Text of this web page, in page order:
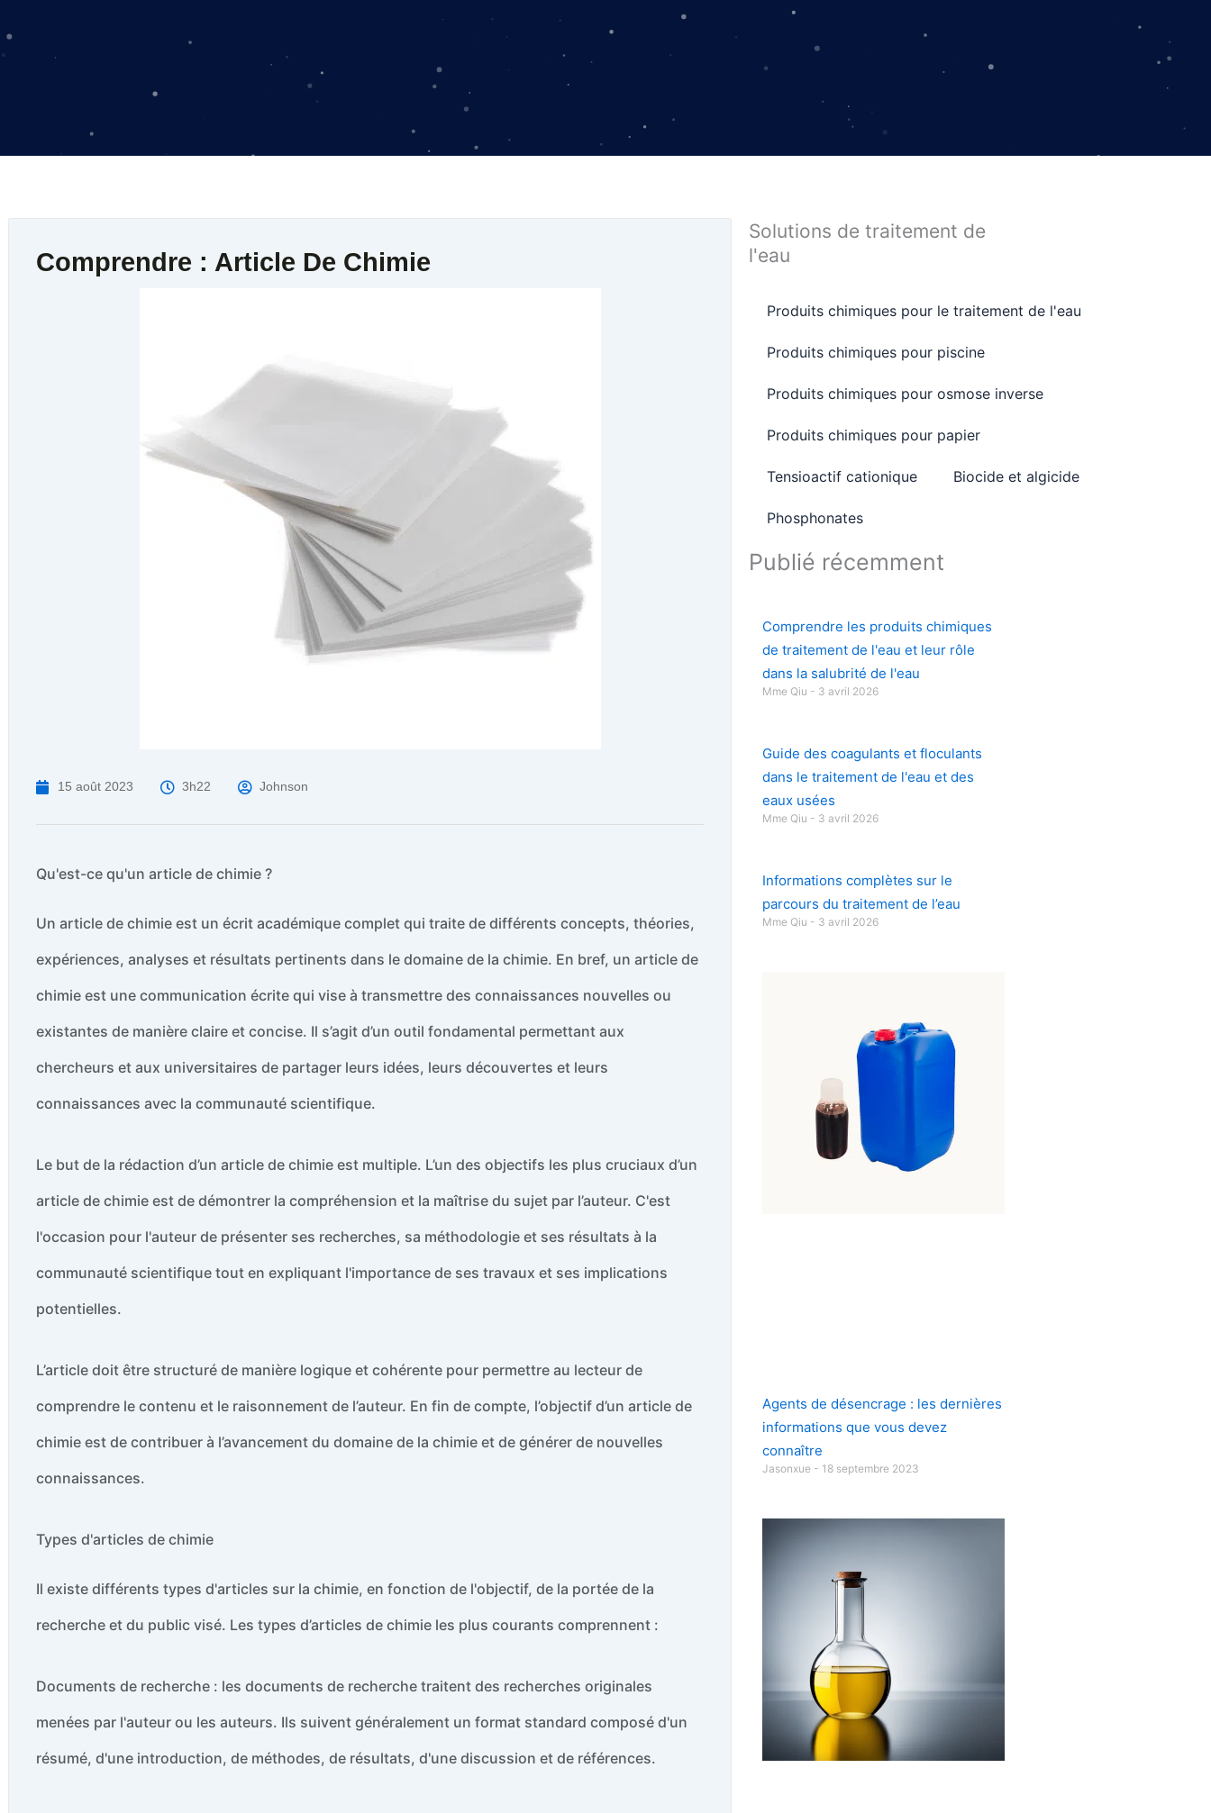
Comprendre : Article De Chimie
15 août 2023 3h22 Johnson
Qu'est-ce qu'un article de chimie ?
Un article de chimie est un écrit académique complet qui traite de différents concepts, théories,
expériences, analyses et résultats pertinents dans le domaine de la chimie. En bref, un article de
chimie est une communication écrite qui vise à transmettre des connaissances nouvelles ou
existantes de manière claire et concise. Il s’agit d’un outil fondamental permettant aux
chercheurs et aux universitaires de partager leurs idées, leurs découvertes et leurs
connaissances avec la communauté scientifique.
Le but de la rédaction d’un article de chimie est multiple. L’un des objectifs les plus cruciaux d’un
article de chimie est de démontrer la compréhension et la maîtrise du sujet par l’auteur. C'est
l'occasion pour l'auteur de présenter ses recherches, sa méthodologie et ses résultats à la
communauté scientifique tout en expliquant l'importance de ses travaux et ses implications
potentielles.
L’article doit être structuré de manière logique et cohérente pour permettre au lecteur de
comprendre le contenu et le raisonnement de l’auteur. En fin de compte, l’objectif d’un article de
chimie est de contribuer à l’avancement du domaine de la chimie et de générer de nouvelles
connaissances.
Types d'articles de chimie
Il existe différents types d'articles sur la chimie, en fonction de l'objectif, de la portée de la
recherche et du public visé. Les types d’articles de chimie les plus courants comprennent :
Documents de recherche : les documents de recherche traitent des recherches originales
menées par l'auteur ou les auteurs. Ils suivent généralement un format standard composé d'un
résumé, d'une introduction, de méthodes, de résultats, d'une discussion et de références.
Solutions de traitement de
l'eau
Produits chimiques pour le traitement de l'eau
Produits chimiques pour piscine
Produits chimiques pour osmose inverse
Produits chimiques pour papier
Tensioactif cationique Biocide et algicide
Phosphonates
Publié récemment
Comprendre les produits chimiques
de traitement de l'eau et leur rôle
dans la salubrité de l'eau
Mme Qiu 3 avril 2026
Guide des coagulants et floculants
dans le traitement de l'eau et des
eaux usées
Mme Qiu 3 avril 2026
Informations complètes sur le
parcours du traitement de l’eau
Mme Qiu 3 avril 2026
Agents de désencrage : les dernières
informations que vous devez
connaître
Jasonxue 18 septembre 2023